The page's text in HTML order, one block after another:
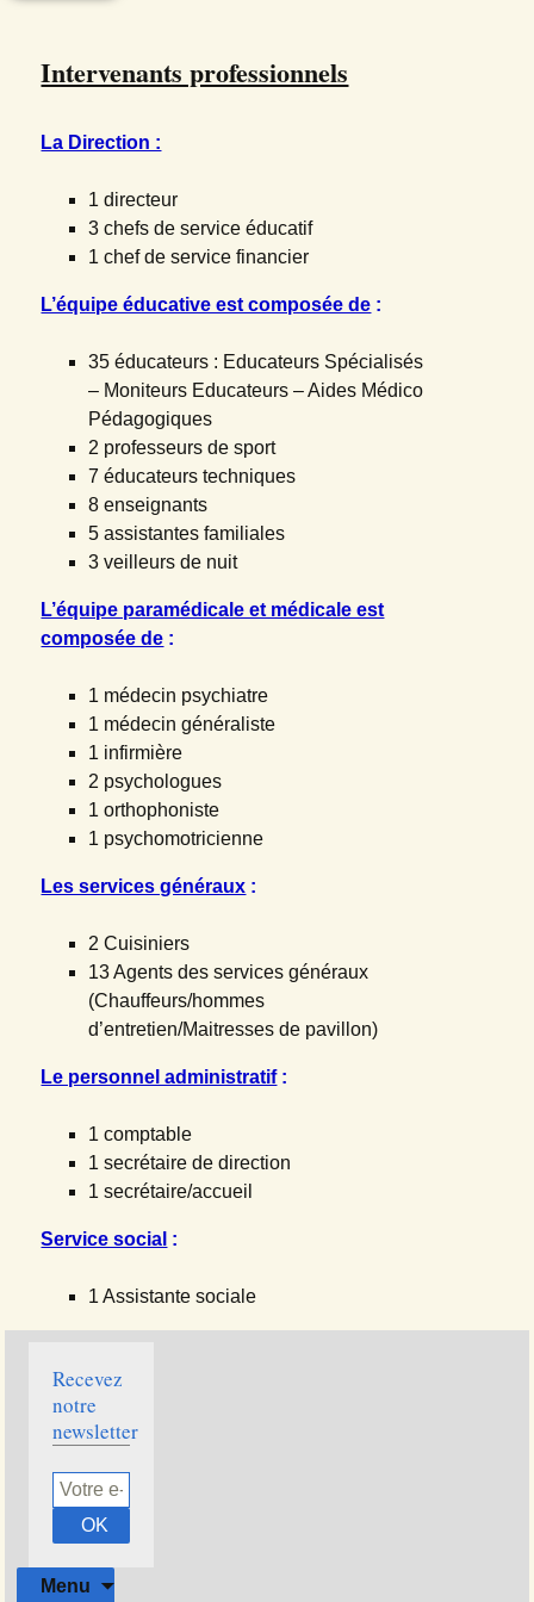
Intervenants professionnels
La Direction :
1 directeur
3 chefs de service éducatif
1 chef de service financier
L’équipe éducative est composée de :
35 éducateurs : Educateurs Spécialisés
– Moniteurs Educateurs – Aides Médico
Pédagogiques
2 professeurs de sport
7 éducateurs techniques
8 enseignants
5 assistantes familiales
3 veilleurs de nuit
L’équipe paramédicale et médicale est
composée de :
1 médecin psychiatre
1 médecin généraliste
1 infirmière
2 psychologues
1 orthophoniste
1 psychomotricienne
Les services généraux :
2 Cuisiniers
13 Agents des services généraux
(Chauffeurs/hommes
d’entretien/Maitresses de pavillon)
Le personnel administratif:
1 comptable
1 secrétaire de direction
1 secrétaire/accueil
Service social :
1 Assistante sociale
Recevez
notre
newsletter
Menu